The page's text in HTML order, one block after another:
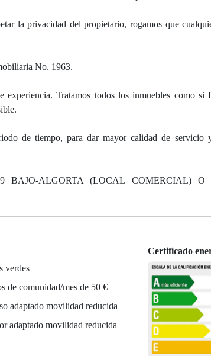
la privacidad del propietario, rogamos que
No. 1963.
Tratamos todos los inmuebles como si
de tiempo, para dar mayor calidad de servicio
ALGORTA (LOCAL COMERCIAL) O
verdes
de comunidad/mes de 50 €
adaptado movilidad reducida
adaptado movilidad reducida
Certificado